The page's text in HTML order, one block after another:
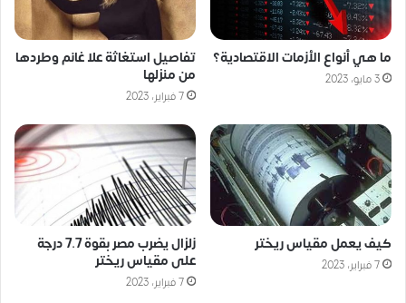
ما هي أنواع الأزمات الاقتصادية؟
3 مايو، 2023
تفاصيل استغاثة علا غانم وطردها
من منزلها
7 فبراير، 2023
كيف يعمل مقياس ريختر
7 فبراير، 2023
زلزال يضرب مصر بقوة 7.7 درجة
على مقياس ريختر
7 فبراير، 2023